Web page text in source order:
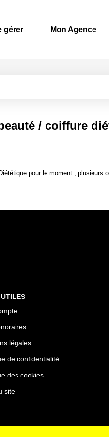
gérer Mon Agence
/ coiffure
pour le moment , plusieurs
légales
de confidentialité
des cookies
site